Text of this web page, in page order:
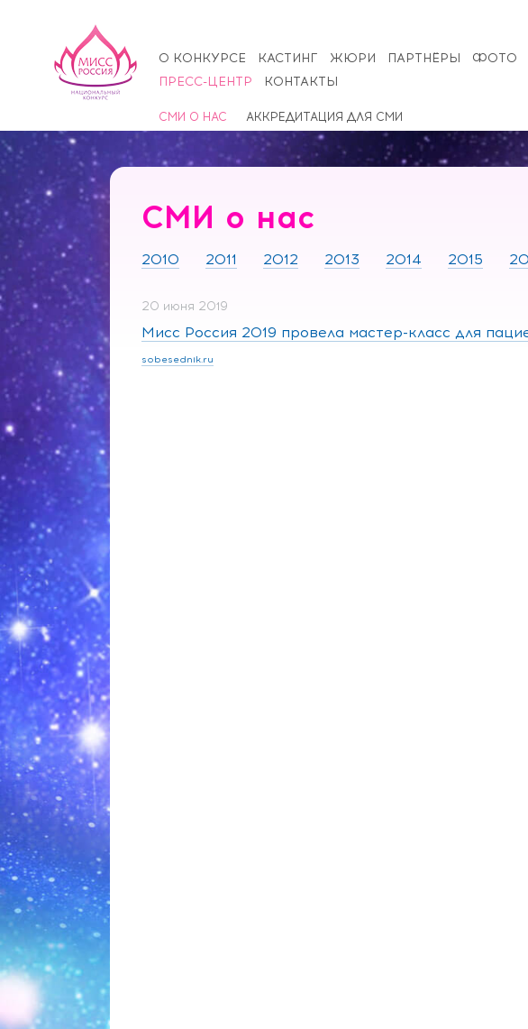
О КОНКУРСЕ КАСТИНГ ЖЮРИ ПАРТНЁРЫ ФОТО
ПРЕСС-ЦЕНТР
КОНТАКТЫ
СМИ О НАС АККРЕДИТАЦИЯ ДЛЯ СМИ
СМИ о нас
2010 2011 2012 2013 2014 2015
20 июня 2019
Мисс Россия 2019 провела мастер-класс для
sobesednik.ru